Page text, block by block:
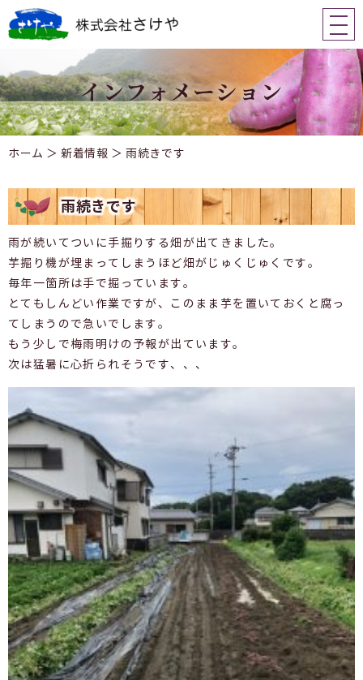
ホーム ＞ 新着情報 ＞ 雨続きです
雨続きです
雨が続いてついに手掘りする畑が出てきました。
芋掘り機が埋まってしまうほど畑がじゅくじゅくです。
毎年一箇所は手で掘っています。
とてもしんどい作業ですが、このまま芋を置いておくと腐っ
てしまうので急いでします。
もう少しで梅雨明けの予報が出ています。
次は猛暑に心折られそうです、、、